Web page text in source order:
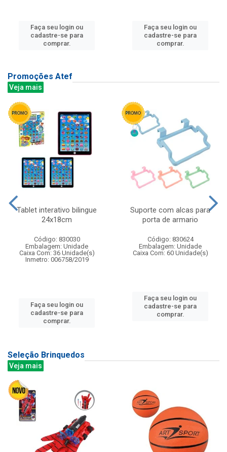
Faça seu login ou
cadastre-se para
comprar.
Faça seu login ou
cadastre-se para
comprar.
Promoções Atef
Veja mais
Tablet interativo bilingue
24x18cm
Código: 830030
Embalagem: Unidade
Caixa Com: 36 Unidade(s)
Inmetro: 006758/2019
Faça seu login ou
cadastre-se para
comprar.
Suporte com alcas para
porta de armario
Código: 830624
Embalagem: Unidade
Caixa Com: 60 Unidade(s)
Faça seu login ou
cadastre-se para
comprar.
Seleção Brinquedos
Veja mais